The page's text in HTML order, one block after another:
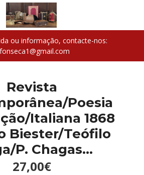
ou informação, contacte-nos:
Revista
Poesia
Italiana 1868
Biester/Teófilo
P. Chagas...
27,00€